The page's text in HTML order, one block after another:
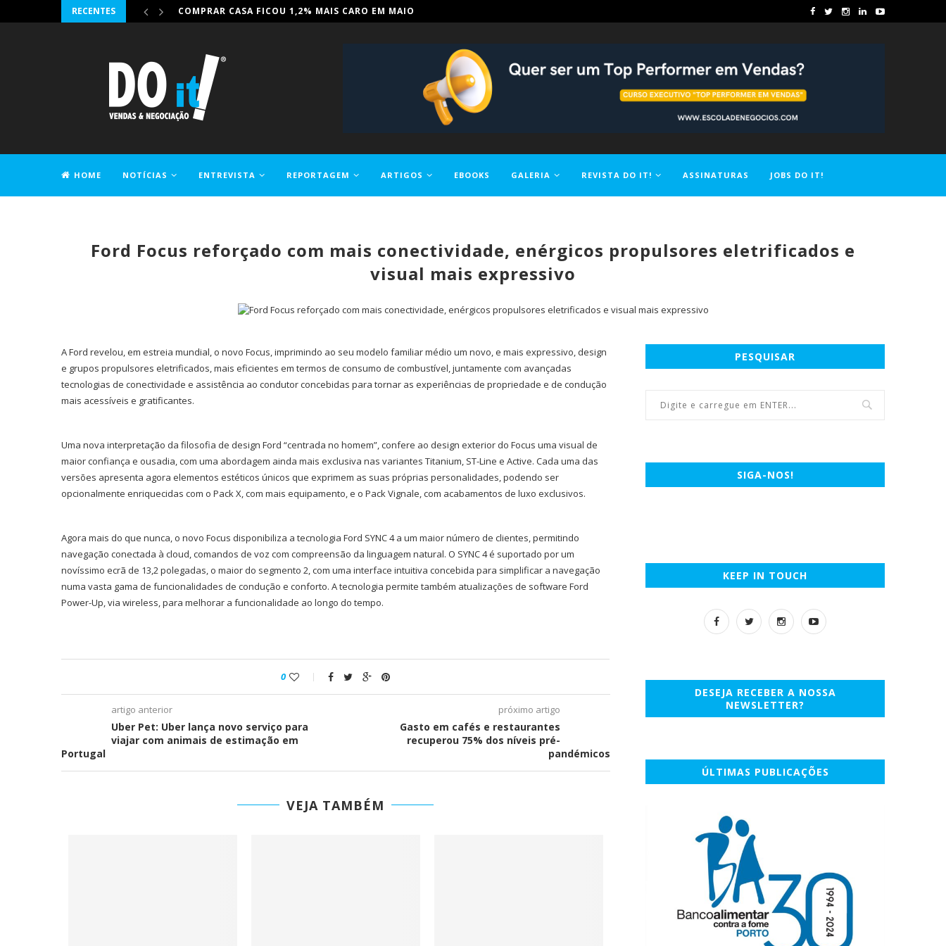
RECENTES IRONHACK JUNTA-SE À DIG-IN PARA TORNAR A EDUCAÇÃO...
HOME NOTÍCIAS ENTREVISTA REPORTAGEM ARTIGOS EBOOKS GALERIA REVISTA DO IT! ASSINATURAS JOBS DO IT!
Ford Focus reforçado com mais conectividade, enérgicos propulsores eletrificados e
visual mais expressivo
A Ford revelou, em estreia mundial, o novo Focus, imprimindo ao seu modelo familiar médio um novo, e mais expressivo, design
e grupos propulsores eletrificados, mais eficientes em termos de consumo de combustível, juntamente com avançadas
tecnologias de conectividade e assistência ao condutor concebidas para tornar as experiências de propriedade e de condução
mais acessíveis e gratificantes.
Uma nova interpretação da filosofia de design Ford “centrada no homem”, confere ao design exterior do Focus uma visual de
maior confiança e ousadia, com uma abordagem ainda mais exclusiva nas variantes Titanium, ST-Line e Active. Cada uma das
versões apresenta agora elementos estéticos únicos que exprimem as suas próprias personalidades, podendo ser
opcionalmente enriquecidas com o Pack X, com mais equipamento, e o Pack Vignale, com acabamentos de luxo exclusivos.
Agora mais do que nunca, o novo Focus disponibiliza a tecnologia Ford SYNC 4 a um maior número de clientes, permitindo
navegação conectada à cloud, comandos de voz com compreensão da linguagem natural. O SYNC 4 é suportado por um
novíssimo ecrã de 13,2 polegadas, o maior do segmento 2, com uma interface intuitiva concebida para simplificar a navegação
numa vasta gama de funcionalidades de condução e conforto. A tecnologia permite também atualizações de software Ford
Power-Up, via wireless, para melhorar a funcionalidade ao longo do tempo.
0
artigo anterior
Uber Pet: Uber lança novo serviço para
viajar com animais de estimação em
Portugal
próximo artigo
Gasto em cafés e restaurantes
recuperou 75% dos níveis pré-
pandémicos
VEJA TAMBÉM
PESQUISAR
SIGA-NOS!
KEEP IN TOUCH
DESEJA RECEBER A NOSSA
NEWSLETTER?
ÚLTIMAS PUBLICAÇÕES